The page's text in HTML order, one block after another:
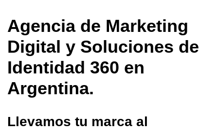
Agencia de Marketing
Digital y Soluciones de
Identidad 360 en
Argentina.
Llevamos tu marca al